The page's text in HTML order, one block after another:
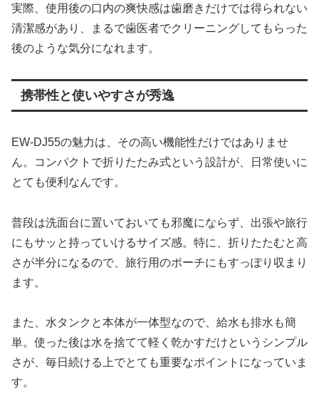
実際、使用後の口内の爽快感は歯磨きだけでは得られない
清潔感があり、まるで歯医者でクリーニングしてもらった
後のような気分になれます。
携帯性と使いやすさが秀逸
EW-DJ55の魅力は、その高い機能性だけではありませ
ん。コンパクトで折りたたみ式という設計が、日常使いに
とても便利なんです。
普段は洗面台に置いておいても邪魔にならず、出張や旅行
にもサッと持っていけるサイズ感。特に、折りたたむと高
さが半分になるので、旅行用のポーチにもすっぽり収まり
ます。
また、水タンクと本体が一体型なので、給水も排水も簡
単。使った後は水を捨てて軽く乾かすだけというシンプル
さが、毎日続ける上でとても重要なポイントになっていま
す。